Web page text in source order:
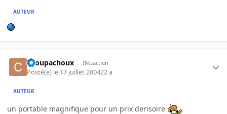
AUTEUR
choupachoux INpactien
Posté(e) le 17 juillet 200422 a
AUTEUR
un portable magnifique pour un prix derisoire